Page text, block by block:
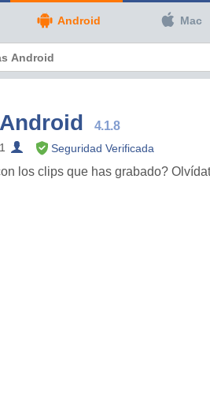
Android Mac
4.1.8
1 Seguridad Verificada
los clips que has grabado?